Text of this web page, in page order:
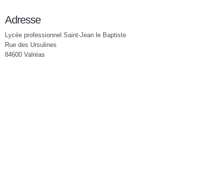
Adresse
Lycée professionnel Saint-Jean le Baptiste
Rue des Ursulines
84600 Valréas